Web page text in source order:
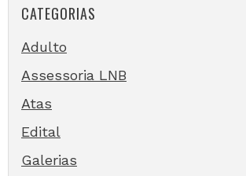
CATEGORIAS
Adulto
Assessoria LNB
Atas
Edital
Galerias